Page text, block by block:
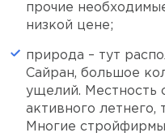
прочие
низкой цене;
природа – тут
Сайран, большое
ущелий. Местность
активного летнего,
Многие